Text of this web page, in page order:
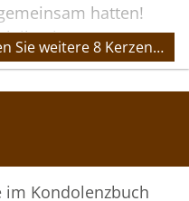
hatten!
in unseren
Familie
Sie weitere 8 Kerzen…
im Kondolenzbuch